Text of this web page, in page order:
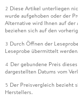
2 Diese Artikel unterliegen
wurde aufgehoben oder der
Alternative wird Ihnen auf der
beziehen sich auf den
3 Durch Öffnen der
Leseprobe übermittelt werden.
4 Der gebundene Preis
dargestellten Datums vom
5 Der Preisvergleich bezieht
Herstellers.